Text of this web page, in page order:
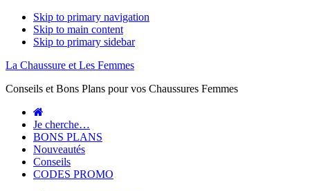
Skip to primary navigation
Skip to main content
Skip to primary sidebar
La Chaussure et Les Femmes
Conseils et Bons Plans pour vos Chaussures Femmes
Je cherche…
BONS PLANS
Nouveautés
Conseils
CODES PROMO